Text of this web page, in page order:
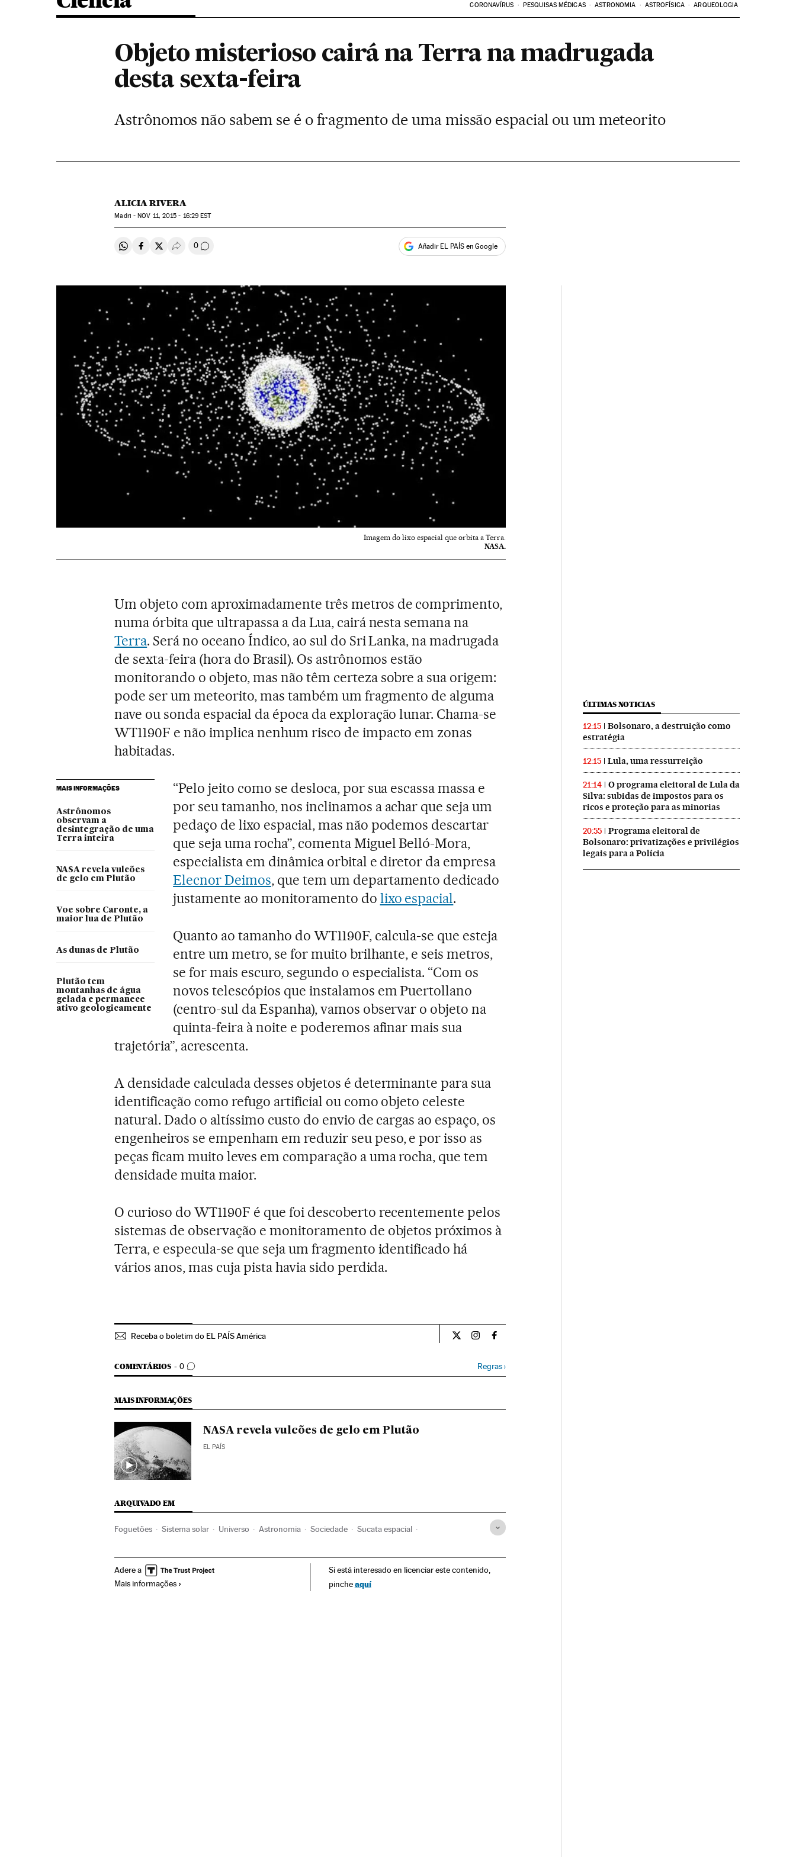
CORONAVÍRUS PESQUISAS MÉDICAS ASTRONOMIA ASTROFÍSICA ARQUEOLOGIA
Objeto misterioso cairá na Terra na madrugada
desta sexta-feira
Astrônomos não sabem se é o fragmento de uma missão espacial ou um meteorito
ALICIA RIVERA
Madri -NOV 11, 2015 - 16:29 EST
Compartir en Whatsapp
Compartir en Facebook
Compartir en Twitter
Desplegar Redes Sociales
0 Comentários Añadir EL PAÍS en Google
Imagem do lixo espacial que orbita a Terra.
NASA.
Um objeto com aproximadamente três metros de comprimento,
numa órbita que ultrapassa a da Lua, cairá nesta semana na
Terra. Será no oceano Índico, ao sul do Sri Lanka, na madrugada
de sexta-feira (hora do Brasil). Os astrônomos estão
monitorando o objeto, mas não têm certeza sobre a sua origem:
pode ser um meteorito, mas também um fragmento de alguma
nave ou sonda espacial da época da exploração lunar. Chama-se
WT1190F e não implica nenhum risco de impacto em zonas
habitadas.
MAIS INFORMAÇÕES
Astrônomos
observam a
desintegração de uma
Terra inteira
NASA revela vulcões
de gelo em Plutão
Voe sobre Caronte, a
maior lua de Plutão
As dunas de Plutão
Plutão tem
montanhas de água
gelada e permanece
ativo geologicamente
“Pelo jeito como se desloca, por sua escassa massa e
por seu tamanho, nos inclinamos a achar que seja um
pedaço de lixo espacial, mas não podemos descartar
que seja uma rocha”, comenta Miguel Belló-Mora,
especialista em dinâmica orbital e diretor da empresa
Elecnor Deimos, que tem um departamento dedicado
justamente ao monitoramento do lixo espacial.
Quanto ao tamanho do WT1190F, calcula-se que esteja
entre um metro, se for muito brilhante, e seis metros,
se for mais escuro, segundo o especialista. “Com os
novos telescópios que instalamos em Puertollano
(centro-sul da Espanha), vamos observar o objeto na
quinta-feira à noite e poderemos afinar mais sua
trajetória”, acrescenta.
A densidade calculada desses objetos é determinante para sua
identificação como refugo artificial ou como objeto celeste
natural. Dado o altíssimo custo do envio de cargas ao espaço, os
engenheiros se empenham em reduzir seu peso, e por isso as
peças ficam muito leves em comparação a uma rocha, que tem
densidade muita maior.
O curioso do WT1190F é que foi descoberto recentemente pelos
sistemas de observação e monitoramento de objetos próximos à
Terra, e especula-se que seja um fragmento identificado há
vários anos, mas cuja pista havia sido perdida.
Receba o boletim do EL PAÍS América Ciencia El País Brasil en Twitter
Ciencia El País Brasil en Instagram
Ciencia El País Brasil en Facebook
COMENTÁRIOS 0
COMENTÁRIOS Regras›
MAIS INFORMAÇÕES
NASA revela vulcões de gelo em Plutão
EL PAÍS
ARQUIVADO EM
Foguetões Sistema solar Universo Astronomia Sociedade Sucata espacial
Ciência
Adere a
Mais informações
Si está interesado en licenciar este contenido,
pincheaquí
ÚLTIMAS NOTICIAS
12:15
Bolsonaro, a destruição como
estratégia
12:15 Lula, uma ressurreição
21:14
O programa eleitoral de Lula da
Silva: subidas de impostos para os
ricos e proteção para as minorias
20:55
Programa eleitoral de
Bolsonaro: privatizações e privilégios
legais para a Polícia